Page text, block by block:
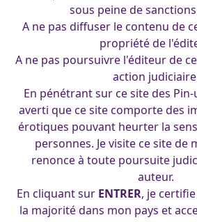
sous peine de
A ne pas diffuser le contenu de
propriété de
A ne pas poursuivre l'éditeur de
action
En pénétrant sur ce site des
averti que ce site comporte des
érotiques pouvant heurter la
personnes. Je visite ce site de
renonce à toute poursuite
auteur.
En cliquant sur ENTRER, je
la majorité dans mon pays et